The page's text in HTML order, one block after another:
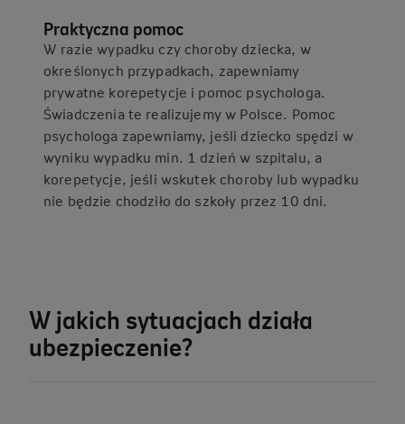
Praktyczna pomoc
W razie wypadku czy choroby dziecka, w
określonych przypadkach, zapewniamy
prywatne korepetycje i pomoc psychologa.
Świadczenia te realizujemy w Polsce. Pomoc
psychologa zapewniamy, jeśli dziecko spędzi w
wyniku wypadku min. 1 dzień w szpitalu, a
korepetycje, jeśli wskutek choroby lub wypadku
nie będzie chodziło do szkoły przez 10 dni.
W jakich sytuacjach działa
ubezpieczenie?